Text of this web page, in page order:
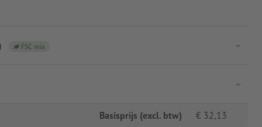
FSC mix
Basisprijs (excl. btw) € 32,13